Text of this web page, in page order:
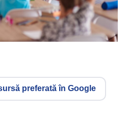
preferată în Google